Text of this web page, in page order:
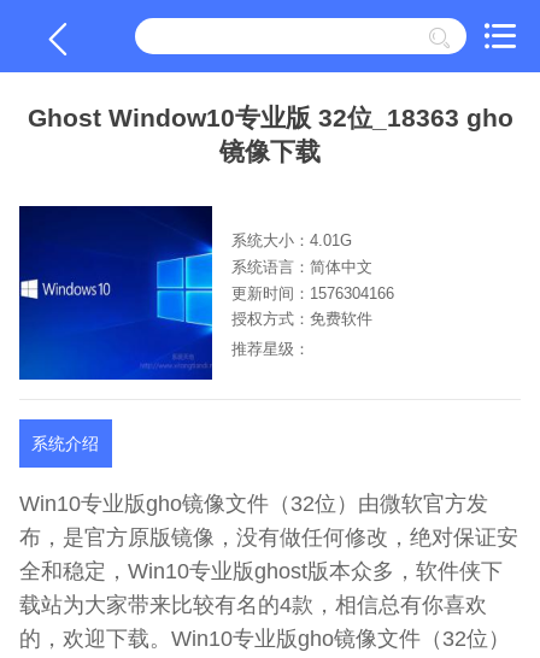
Ghost Window10专业版 32位_18363 gho
镜像下载
系统大小：4.01G
系统语言：简体中文
更新时间：1576304166
授权方式：免费软件
推荐星级：
系统介绍
Win10专业版gho镜像文件（32位）由微软官方发
布，是官方原版镜像，没有做任何修改，绝对保证安
全和稳定，Win10专业版ghost版本众多，软件侠下
载站为大家带来比较有名的4款，相信总有你喜欢
的，欢迎下载。Win10专业版gho镜像文件（32位）